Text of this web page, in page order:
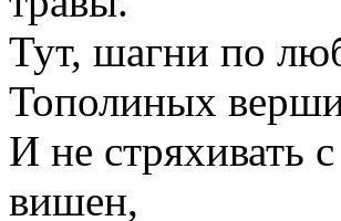
Тут, шагни по
Тополиных
И не стряхивать
вишен,